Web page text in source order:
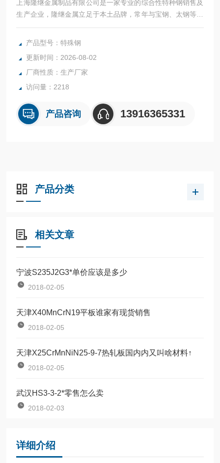
上海隆继金属制品有限公司是一家专业的综合性特种钢销售及
生产企业，隆继金属立足于本土品牌，常年与宝钢、太钢等合
作，同时运用企业自身化优势，携手欧洲OUTOKUMPU（奥
托昆普）、美国哈氏合金、德国蒂森克虏伯VDM、工、法国奥
制造企业提供高性能金属材料。1.8519 1.8519齿轮钢
产品型号：特殊钢
更新时间：2026-08-02
厂商性质：生产厂家
访问量：2218
产品咨询 13916365331
产品分类
相关文章
宁波S235J2G3*单价应该是多少
2018-02-05
天津X40MnCrN19平板谁家有现货销售
2018-02-05
天津X25CrMnNiN25-9-7热轧板国内内又叫啥材料↑
2018-02-05
武汉HS3-3-2*零售怎么卖
2018-02-03
详细介绍